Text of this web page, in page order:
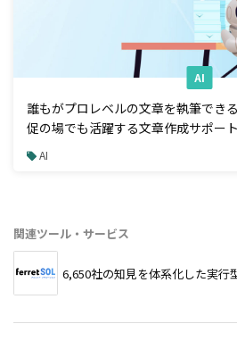
AI
誰もがプロレベルの文章を執筆でき
促の場でも活躍する文章作成サポー
AI
関連ツール・サービス
6,650社の知見を体系化した実行